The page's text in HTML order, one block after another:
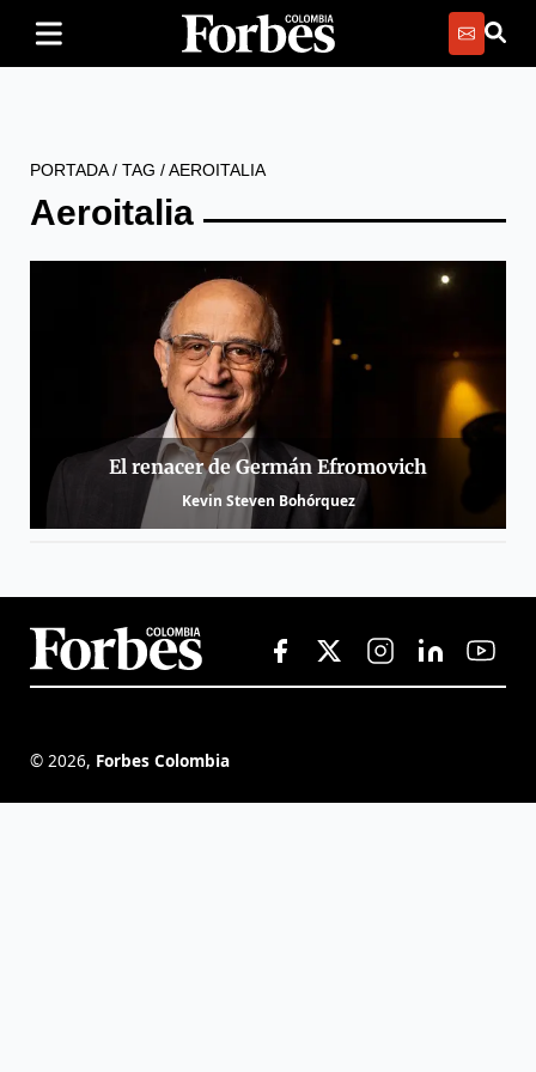
PORTADA/ TAG /AEROITALIA
Aeroitalia
El renacer de Germán Efromovich
Kevin Steven Bohórquez
© 2026, Forbes Colombia